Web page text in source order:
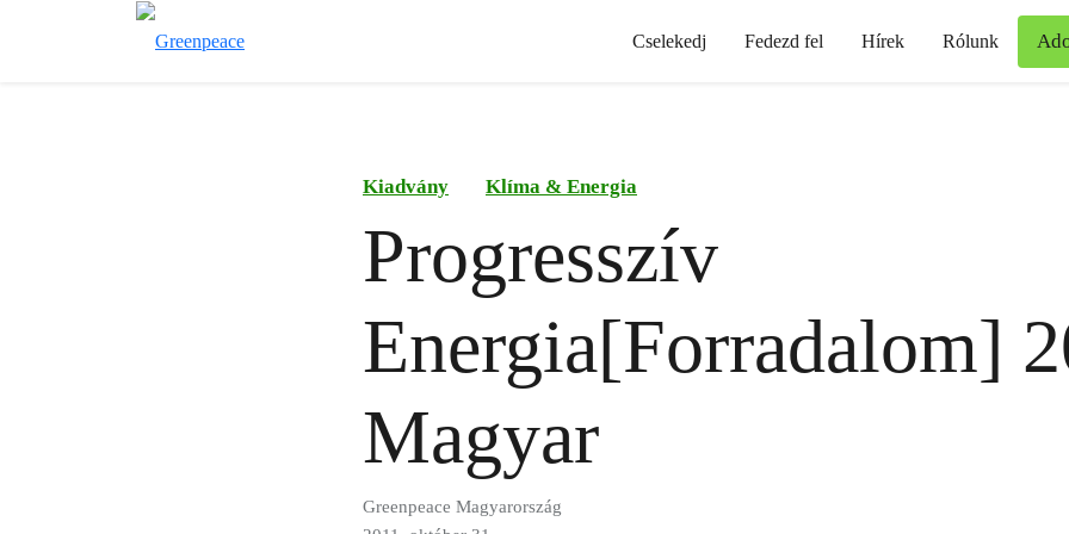
Cselekedj Fedezd fel Hírek Rólunk
Kiadvány Klíma & Energia
Progresszív
Energia[Forradalom]
Magyar
Greenpeace Magyarország